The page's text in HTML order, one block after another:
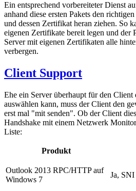
Ein entsprechend vorbereiteter Dienst
anhand diese ersten Pakets den
und dessen Zertifikat heran ziehen. So
eigenen Zertifikate bereit legen und der
Server mit eigenen Zertifikaten alle
verbergen.
Client Support
Ehe ein Server überhaupt für den
auswählen kann, muss der Client den
erst mal "mit senden". Ob der Client
Handshake mit einem Netzwerk
Liste:
Produkt
Outlook 2013 RPC/HTTP auf
Windows 7
Ja,